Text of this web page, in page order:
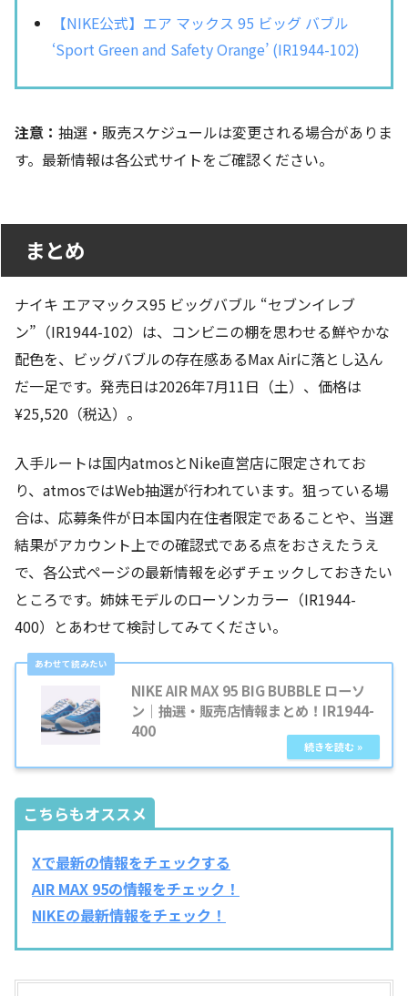
【NIKE公式】エア マックス 95 ビッグ バブル
‘Sport Green and Safety Orange’ (IR1944-102)
注意： 抽選・販売スケジュールは変更される場合がありま
す。最新情報は各公式サイトをご確認ください。
まとめ
ナイキ エアマックス95 ビッグバブル “セブンイレブ
ン”（IR1944-102）は、コンビニの棚を思わせる鮮やかな
配色を、ビッグバブルの存在感あるMax Airに落とし込ん
だ一足です。発売日は2026年7月11日（土）、価格は
¥25,520（税込）。
入手ルートは国内atmosとNike直営店に限定されてお
り、atmosではWeb抽選が行われています。狙っている場
合は、応募条件が日本国内在住者限定であることや、当選
結果がアカウント上での確認式である点をおさえたうえ
で、各公式ページの最新情報を必ずチェックしておきたい
ところです。姉妹モデルのローソンカラー（IR1944-
400）とあわせて検討してみてください。
NIKE AIR MAX 95 BIG BUBBLE ローソ
ン｜抽選・販売店情報まとめ！IR1944-
400
こちらもオススメ
Xで最新の情報をチェックする
AIR MAX 95の情報をチェック！
NIKEの最新情報をチェック！